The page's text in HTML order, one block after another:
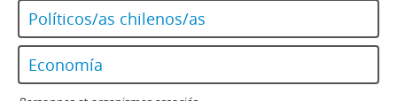
Políticos/as chilenos/as
Economía